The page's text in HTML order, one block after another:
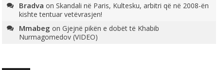
Bradva onSkandali në Paris, Kultesku, arbitri që në 2008-ën
kishte tentuar vetëvrasjen!
Mmabeg onGjejnë pikën e dobët të Khabib
Nurmagomedov (VIDEO)